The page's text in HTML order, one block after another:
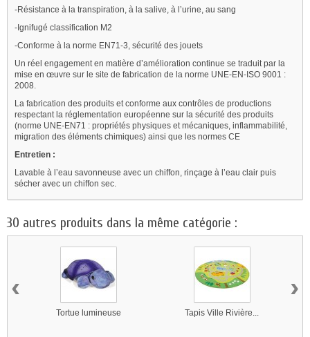
-Résistance à la transpiration, à la salive, à l’urine, au sang
-Ignifugé classification M2
-Conforme à la norme EN71-3, sécurité des jouets
Un réel engagement en matière d’amélioration continue se traduit par la
mise en œuvre sur le site de fabrication de la norme UNE-EN-ISO 9001 :
2008.
La fabrication des produits et conforme aux contrôles de productions
respectant la réglementation européenne sur la sécurité des produits
(norme UNE-EN71 : propriétés physiques et mécaniques, inflammabilité,
migration des éléments chimiques) ainsi que les normes CE
Entretien :
Lavable à l’eau savonneuse avec un chiffon, rinçage à l’eau clair puis
sécher avec un chiffon sec.
30 autres produits dans la même catégorie :
Tortue lumineuse Tapis Ville Rivière...
‹ ›